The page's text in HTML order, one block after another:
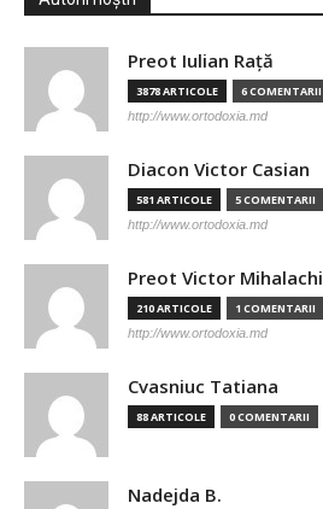
Preot Iulian Raţă
3878 ARTICOLE 6 COMENTARII
http://www.ortodoxia.md
Diacon Victor Casian
581 ARTICOLE 5 COMENTARII
http://www.ortodoxia.md
Preot Victor Mihalachi
210 ARTICOLE 1 COMENTARII
http://www.ortodoxia.md
Cvasniuc Tatiana
88 ARTICOLE 0 COMENTARII
Nadejda B.